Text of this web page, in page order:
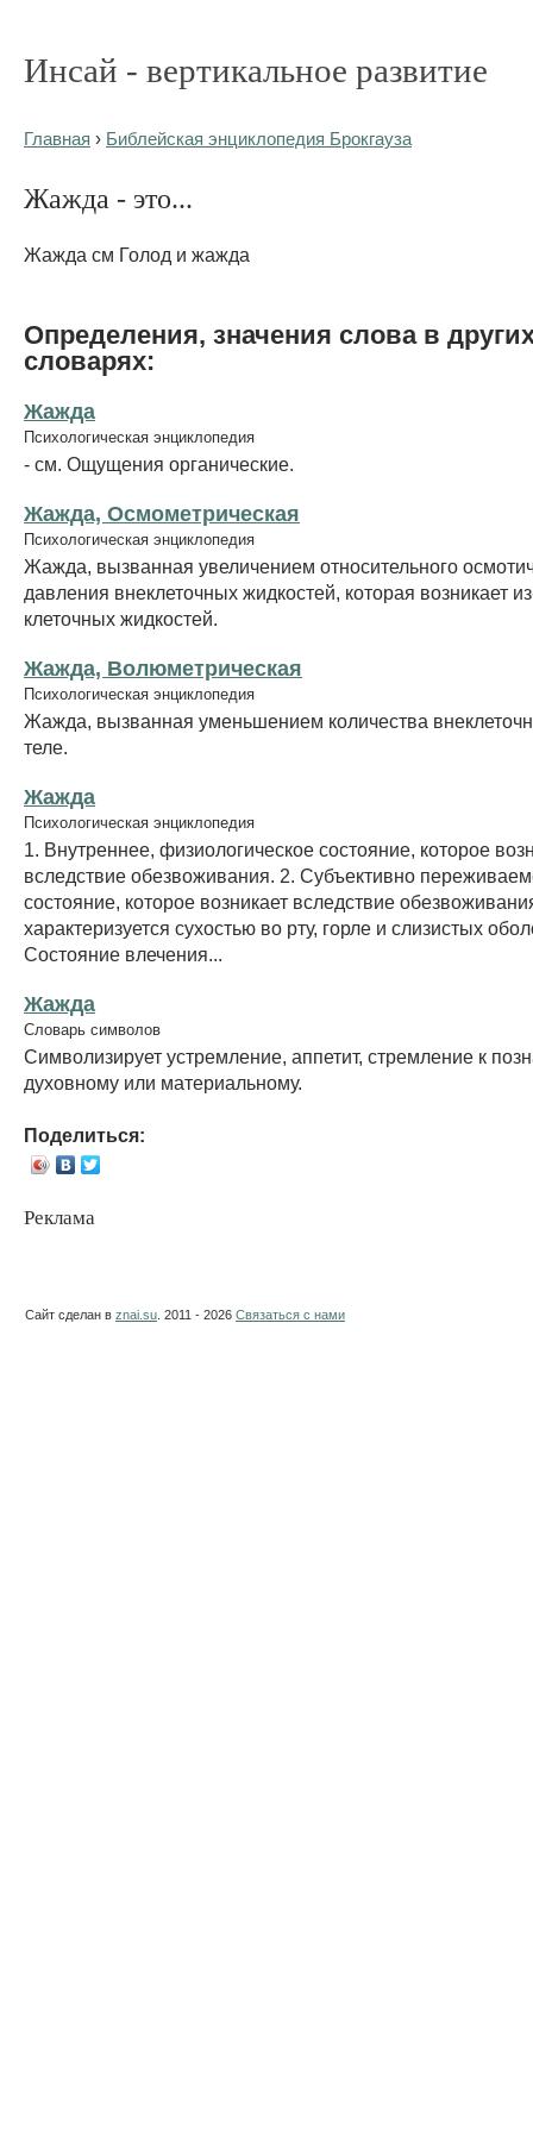
Инсай - вертикальное развитие
Главная › Библейская энциклопедия Брокгауза
Жажда - это...
Жажда см Голод и жажда
Определения, значения слова в
словарях:
Жажда
Психологическая энциклопедия
- см. Ощущения органические.
Жажда, Осмометрическая
Психологическая энциклопедия
Жажда, вызванная увеличением относительного
давления внеклеточных жидкостей, которая возникает
клеточных жидкостей.
Жажда, Волюметрическая
Психологическая энциклопедия
Жажда, вызванная уменьшением количества
теле.
Жажда
Психологическая энциклопедия
1. Внутреннее, физиологическое состояние, которое
вследствие обезвоживания. 2. Субъективно
состояние, которое возникает вследствие
характеризуется сухостью во рту, горле и слизистых
Состояние влечения...
Жажда
Словарь символов
Символизирует устремление, аппетит, стремление к
духовному или материальному.
Поделиться:
Реклама
Сайт сделан в znai.su . 2011 - 2026 Связаться с нами